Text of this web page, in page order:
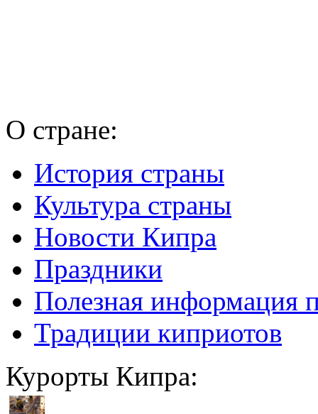
О стране:
История страны
Культура страны
Новости Кипра
Праздники
Полезная информация
Традиции киприотов
Курорты Кипра: